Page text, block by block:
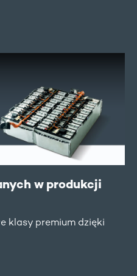
w produkcji
klasy premium dzięki